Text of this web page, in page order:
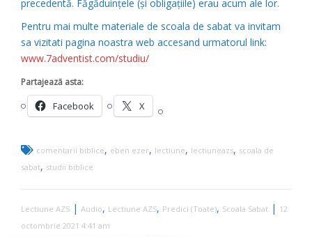
precedentă. Făgăduinţele (şi obligaţiile) erau acum ale lor.
Pentru mai multe materiale de scoala de sabat va invitam
sa vizitati pagina noastra web accesand urmatorul link:
www.7adventist.com/studiu/
Partajează asta:
Facebook X
comentarii biblice, eben ezer, lectiune, lectiuneazs, scoala de
sabat, studii biblice
Lectiune AZS | Audio, Lectiune AZS, Predici (Toate), Scoala Sabat | 12
octombrie 2021 4:41 am